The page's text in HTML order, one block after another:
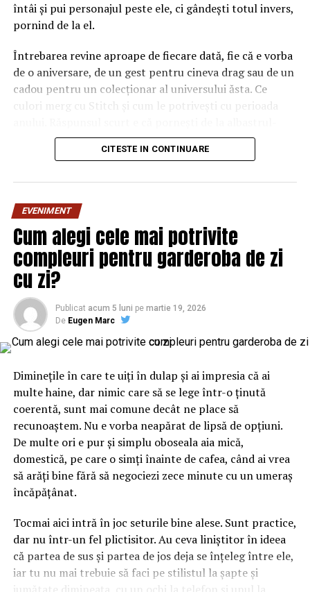
întâi și pui personajul peste ele, ci gândești totul invers,
pornind de la el.
Întrebarea revine aproape de fiecare dată, fie că e vorba
de o aniversare, de un gest pentru cineva drag sau de un
cadou pentru un colecționar al universului ăsta. Ce
culori merg cu Stitch și cum le potrivești cu perioada
turcoaz al personajului și alegi nuanțe care fie îl scot în
evidență prin contrast, fie îl prelungesc prin tonuri
minute, fiindcă depinde de anotimp, de lumină și de
starea pe care vrei să o transmiți. Hai să le luăm pe rând,
ca între prieteni, nu ca dintr-un manual.
De ce contează atât de mult
culoarea de bază a personajului
Tot farmecul vine din faptul că Stitch are un albastru
care nu seamănă cu albastrul florilor obișnuite. E un
interiorul urechilor. Asta înseamnă că personajul aduce
deja două culori în ecuație înainte să așezi o singură
floare lângă el. Dacă ignori amănuntul ăsta, ajungi ușor
la un aranjament care se bate cap în cap, în care
albastrul rece și florile nimeresc în registre care nu
vorbesc între ele.
Gândește-te la el ca la o piesă vestimentară cu
întâmplare pe dedesubt, ci cauți ce-l pune în valoare.
Aici e la fel. Albastrul cere ori contraste calde care îl
scot în față, ori tonuri reci care îl liniștesc și îl extind.
Sezonul intervine exact în decizia asta, pentru că ne
CITESTE IN CONTINUARE
EVENIMENT
Cum alegi cele mai potrivite
compleuri pentru garderoba de zi
cu zi?
Publicat acum 5 luni pe martie 19, 2026
De Eugen Marc
Diminețile în care te uiți în dulap și ai impresia că ai
multe haine, dar nimic care să se lege într-o ținută
coerentă, sunt mai comune decât ne place să
recunoaștem. Nu e vorba neapărat de lipsă de opțiuni.
De multe ori e pur și simplu oboseala aia mică,
domestică, pe care o simți înainte de cafea, când ai vrea
să arăți bine fără să negociezi zece minute cu un umeraș
încăpățânat.
Tocmai aici intră în joc seturile bine alese. Sunt practice,
dar nu într-un fel plictisitor. Au ceva liniștitor în ideea
că partea de sus și partea de jos deja se înțeleg între ele,
iar tu nu mai trebuie să faci pe stilistul la șapte și